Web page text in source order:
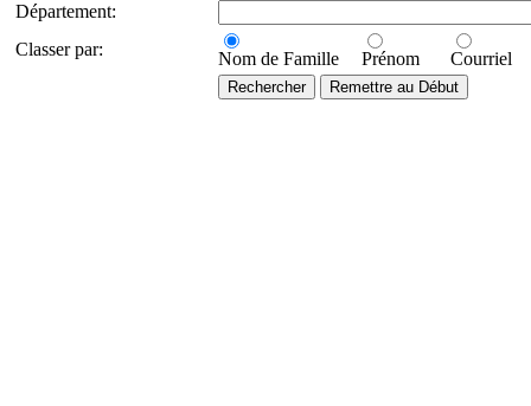
Département:
Classer par:
Nom de Famille Prénom Courriel